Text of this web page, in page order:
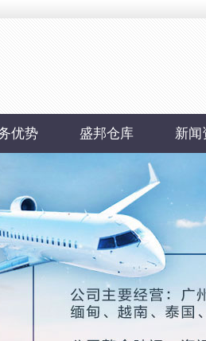
优势 盛邦仓库 新闻